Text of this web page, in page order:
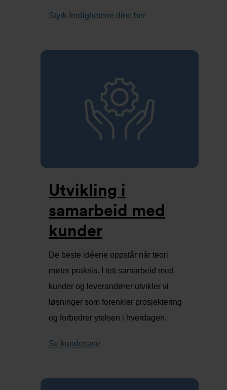
Styrk ferdighetene dine her
Utvikling i
samarbeid med
kunder
De beste idéene oppstår når teori
møter praksis. I tett samarbeid med
kunder og leverandører utvikler vi
løsninger som forenkler prosjektering
og forbedrer ytelsen i hverdagen.
Se kundecase